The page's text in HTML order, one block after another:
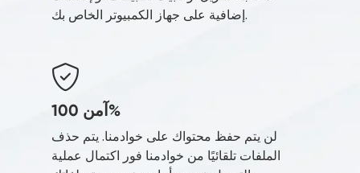
إضافية على جهاز الكمبيوتر الخاص بك.
آمن 100%
لن يتم حفظ محتواك على خوادمنا. يتم حذف
الملفات تلقائيًا من خوادمنا فور اكتمال عملية